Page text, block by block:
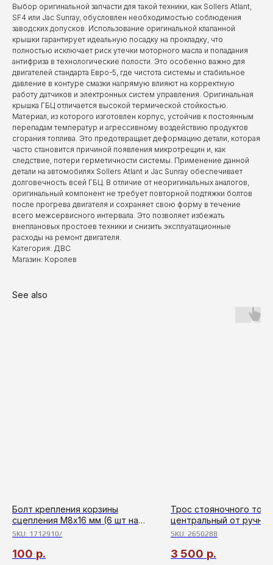
Выбор оригинальной запчасти для такой техники, как Sollers Atlant,
SF4 или Jac Sunray, обусловлен необходимостью соблюдения
заводских допусков. Использование оригинальной клапанной
крышки гарантирует идеальную посадку на прокладку, что
полностью исключает риск утечки моторного масла и попадания
антифриза в технологические полости. Это особенно важно для
двигателей стандарта Евро-5, где чистота системы и стабильное
давление в контуре смазки напрямую влияют на корректную
работу датчиков и электронных систем управления. Оригинальная
крышка ГБЦ отличается высокой термической стойкостью.
Материал, из которого изготовлен корпус, устойчив к постоянным
перепадам температур и агрессивному воздействию продуктов
сгорания топлива. Это предотвращает деформацию детали, которая
часто становится причиной появления микротрещин и, как
следствие, потери герметичности системы. Применение данной
детали на автомобилях Sollers Atlant и Jac Sunray обеспечивает
долговечность всей ГБЦ. В отличие от неоригинальных аналогов,
оригинальный компонент не требует повторной подтяжки болтов
после прогрева двигателя и сохраняет свою форму в течение
всего межсервисного интервала. Это позволяет избежать
внеплановых простоев техники и снизить эксплуатационные
расходы на ремонт двигателя.
Категория: ДВС
Магазин: Королев
See also
Болт крепления корзины
сцепления М8х16 мм (6 шт на
авто)
SKU: 1712910/
100 р.
Трос стояночного
центральный от
короткий Ford Transit с
SKU: 2650288
3 500 р.